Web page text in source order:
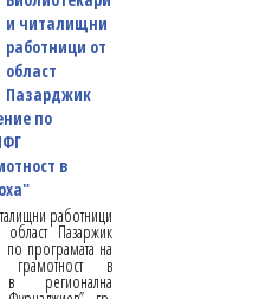
и читалищни
работници от
област
Пазарджик
по
в
работници
Пазаржик
програмата на
грамотност в
в регионална